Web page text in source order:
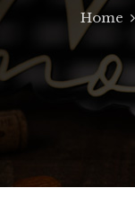
Home